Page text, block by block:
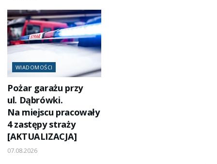
WIADOMOŚCI
Pożar garażu przy
ul. Dąbrówki.
Na miejscu pracowały
4 zastępy straży
[AKTUALIZACJA]
07.08.2026